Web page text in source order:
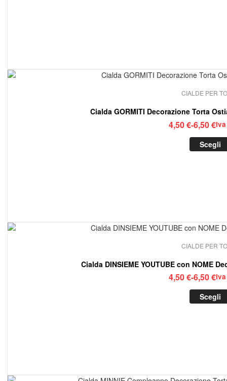
CIALDE PER
4,50€-6,50€
di
Scegli
CIALDE PER
Cialda DINSIEME YOUTUBE con NOME
4,50€-6,50€
di
Scegli